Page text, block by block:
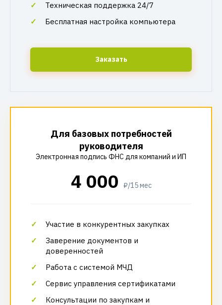
Техническая поддержка 24/7
Бесплатная настройка компьютера
Заказать
Для базовых потребностей
руководителя
Электронная подпись ФНС для компаний и ИП
4 000 ₽/15 мес
Участие в конкурентных закупках
Заверение документов и
доверенностей
Работа с системой МЧД
Сервис управления сертификатами
Консультации по закупкам и